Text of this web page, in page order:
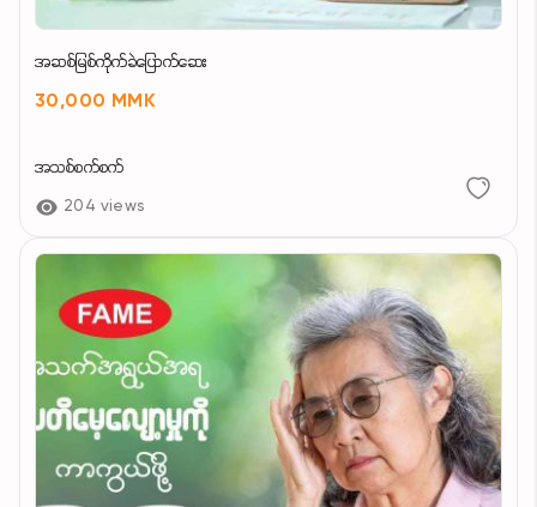
အဆစ်မြစ်ကိုက်ခဲပြောက်ဆေး
30,000 MMK
အသစ်စက်စက်
204 views